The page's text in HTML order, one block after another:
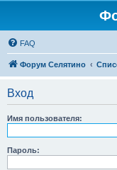
FAQ
Форум Селятино
Вход
Имя пользователя:
Пароль: